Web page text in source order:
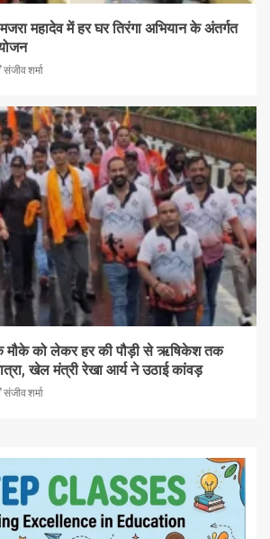
महादेव में हर घर तिरंगा अभियान के अंतर्गत
संजीव शर्मा
मौके को लेकर हर की पौड़ी से ऋषिकेश तक
खेल मंत्री रेखा आर्य ने उठाई कांवड़
संजीव शर्मा